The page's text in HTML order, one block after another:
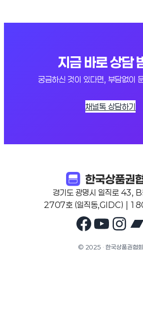
지금 바로 상담
궁금하신 것이 있다면, 부담없이
채널톡 상담하기
경기도 광명시 일직로 43,
2707호 (일직동,GIDC) |
© 2025 · 한국상품권협회